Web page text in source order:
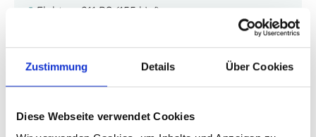
Zustimmung Details Über Cookies
Diese Webseite verwendet Cookies
Elektro , 211 PS (155 kW)
13,7 kWh/100 km (kombiniert) · 0 g CO2/km (kombiniert) · CO2-
Klasse A